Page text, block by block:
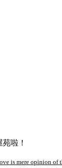
啦！
is mere opinion of